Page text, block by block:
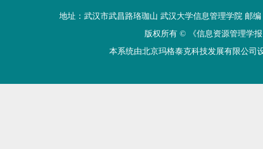
地址：武汉市武昌路珞珈山 武汉大学信息管理学院 邮编
版权所有 ©
《信息资源管理学
本系统由北京玛格泰克科技发展有限公司